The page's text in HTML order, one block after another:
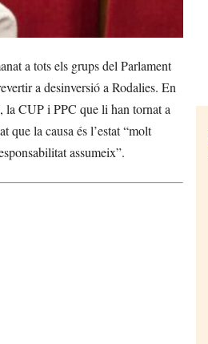
a tots els grups del Parlament
a desinversió a Rodalies. En
la CUP i PPC que li han tornat a
que la causa és l’estat “molt
assumeix”.